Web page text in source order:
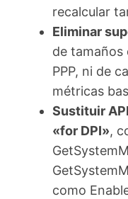
recalcular
Eliminar
de tamaños
PPP, ni de
métricas
Sustituir
«for DPI»,
como